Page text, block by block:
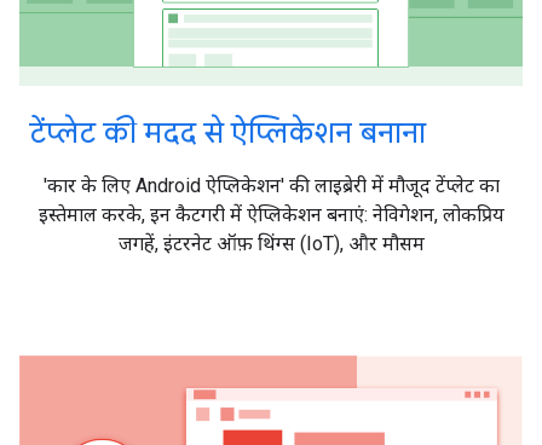
टेंप्लेट की मदद से ऐप्लिकेशन बनाना
'कार के लिए Android ऐप्लिकेशन' की लाइब्रेरी में मौजूद टेंप्लेट का
इस्तेमाल करके, इन कैटगरी में ऐप्लिकेशन बनाएं: नेविगेशन, लोकप्रिय
जगहें, इंटरनेट ऑफ़ थिंग्स (IoT), और मौसम